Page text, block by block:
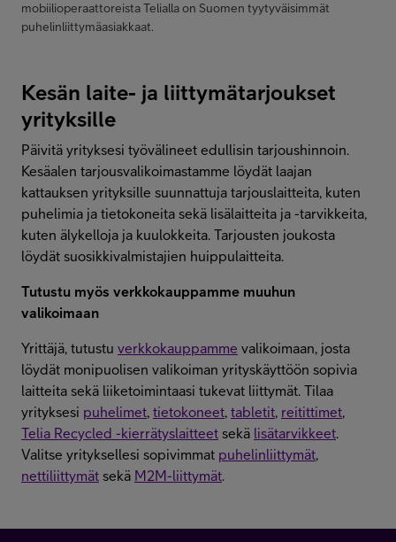
mobiilioperaattoreista Telialla on Suomen tyytyväisimmät
puhelinliittymäasiakkaat.
Kesän laite- ja liittymätarjoukset
yrityksille
Päivitä yrityksesi työvälineet edullisin tarjoushinnoin.
Kesäalen tarjousvalikoimastamme löydät laajan
kattauksen yrityksille suunnattuja tarjouslaitteita, kuten
puhelimia ja tietokoneita sekä lisälaitteita ja -tarvikkeita,
kuten älykelloja ja kuulokkeita. Tarjousten joukosta
löydät suosikkivalmistajien huippulaitteita.
Tutustu myös verkkokauppamme muuhun
valikoimaan
Yrittäjä, tutustu verkkokauppamme valikoimaan, josta
löydät monipuolisen valikoiman yrityskäyttöön sopivia
laitteita sekä liiketoimintaasi tukevat liittymät. Tilaa
yrityksesi puhelimet, tietokoneet, tabletit, reitittimet,
Telia Recycled -kierrätyslaitteet sekä lisätarvikkeet.
Valitse yrityksellesi sopivimmat puhelinliittymät,
nettiliittymät sekä M2M-liittymät.